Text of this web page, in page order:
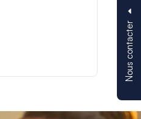
Nous contacter